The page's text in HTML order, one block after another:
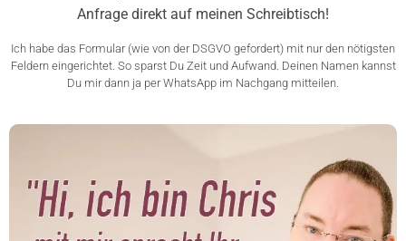
Anfrage direkt auf meinen Schreibtisch!
Ich habe das Formular (wie von der DSGVO gefordert) mit nur den nötigsten
Feldern eingerichtet. So sparst Du Zeit und Aufwand. Deinen Namen kannst
Du mir dann ja per WhatsApp im Nachgang mitteilen.